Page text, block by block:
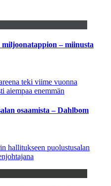
– miinusta
teki viime vuonna
aiempaa enemmän
osaamista – Dahlbom
hallitukseen puolustusalan